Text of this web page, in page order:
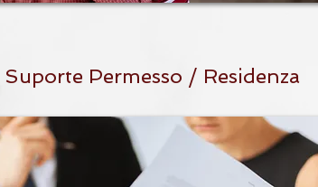
Suporte Permesso / Residenza